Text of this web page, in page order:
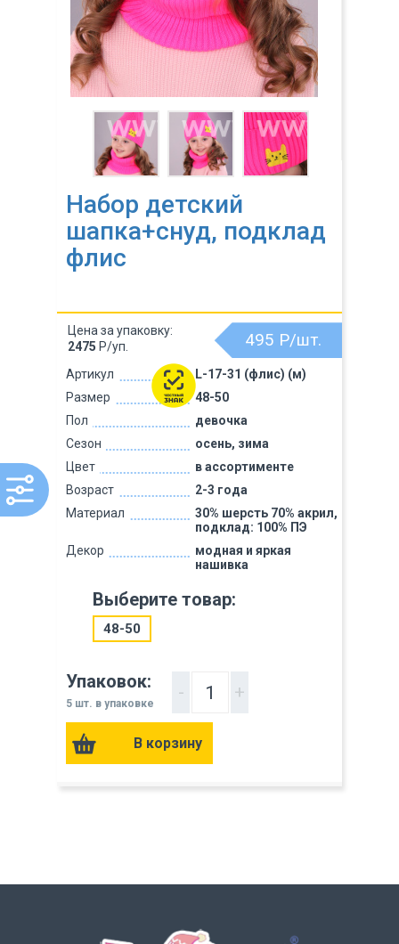
Набор детский
шапка+снуд, подклад
флис
Артикул
L-17-31 (флис) (м)
Размер
48-50
Пол
девочка
Сезон
осень, зима
Цвет
в ассортименте
Возраст
2-3 года
Материал
30% шерсть 70% акрил,
подклад: 100% ПЭ
Декор
модная и яркая
нашивка
495 Р/шт.
Цена за упаковку:
2475 Р/уп.
Выберите товар:
48-50
Упаковок:
5 шт. в упаковке
- +